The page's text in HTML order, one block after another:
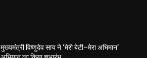
मुख्यमंत्री विष्णुदेव साय ने ‘मेरी बेटी–मेरा अभिमान’